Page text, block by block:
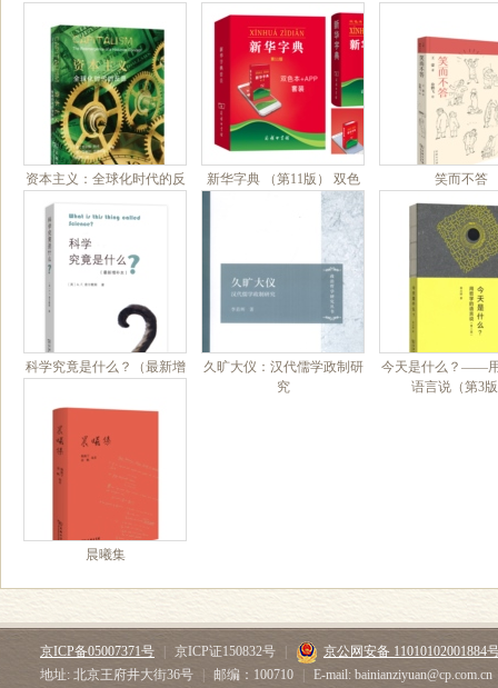
资本主义：全球化时代的反
新华字典 （第11版） 双色
笑而不答
科学究竟是什么？（最新增
久旷大仪：汉代儒学政制研
究
今天是什么？——
语言说（第3
晨曦集
京ICP备05007371号 京ICP证150832号
京公网安备 11010102001884
地址: 北京王府井大街36号
邮编：100710
E-mail: bainianziyuan@cp.com.cn